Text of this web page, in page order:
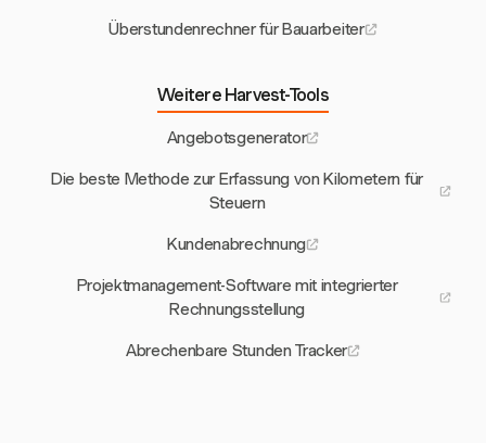
Überstundenrechner für Bauarbeiter
Weitere Harvest-Tools
Angebotsgenerator
Die beste Methode zur Erfassung von Kilometern für
Steuern
Kundenabrechnung
Projektmanagement-Software mit integrierter
Rechnungsstellung
Abrechenbare Stunden Tracker